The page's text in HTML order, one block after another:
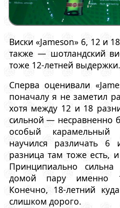
Виски «Jameson» 6, 12 и
также — шотландский
тоже 12-летней
Сперва оценивали
поначалу я не заметил
хотя между 12 и 18
сильной — несравненно
особый
научился различать
разница там тоже есть,
Принципиально
домой пару именно
Конечно, 18-летний
слишком дорого.